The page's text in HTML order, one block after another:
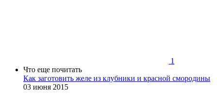
1
Что еще почитать
Как заготовить желе из клубники и красной смородины
03 июня 2015